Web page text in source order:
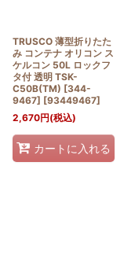
TRUSCO 薄型折りたた
み コンテナ オリコン ス
ケルコン 50L ロックフ
タ付 透明 TSK-
C50B(TM) [344-
9467] [93449467]
2,670円(税込)
カートに入れる